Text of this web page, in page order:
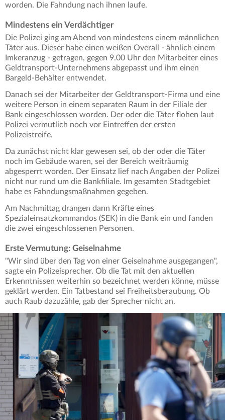
worden. Die Fahndung nach ihnen laufe.
Mindestens ein Verdächtiger
Die Polizei ging am Abend von mindestens einem männlichen
Täter aus. Dieser habe einen weißen Overall - ähnlich einem
Imkeranzug - getragen, gegen 9.00 Uhr den Mitarbeiter eines
Geldtransport-Unternehmens abgepasst und ihm einen
Bargeld-Behälter entwendet.
Danach sei der Mitarbeiter der Geldtransport-Firma und eine
weitere Person in einem separaten Raum in der Filiale der
Bank eingeschlossen worden. Der oder die Täter flohen laut
Polizei vermutlich noch vor Eintreffen der ersten
Polizeistreife.
Da zunächst nicht klar gewesen sei, ob der oder die Täter
noch im Gebäude waren, sei der Bereich weiträumig
abgesperrt worden. Der Einsatz lief nach Angaben der Polizei
nicht nur rund um die Bankfiliale. Im gesamten Stadtgebiet
habe es Fahndungsmaßnahmen gegeben.
Am Nachmittag drangen dann Kräfte eines
Spezialeinsatzkommandos (SEK) in die Bank ein und fanden
die zwei eingeschlossenen Personen.
Erste Vermutung: Geiselnahme
"Wir sind über den Tag von einer Geiselnahme ausgegangen",
sagte ein Polizeisprecher. Ob die Tat mit den aktuellen
Erkenntnissen weiterhin so bezeichnet werden könne, müsse
geklärt werden. Ein Tatbestand sei Freiheitsberaubung. Ob
auch Raub dazuzähle, gab der Sprecher nicht an.